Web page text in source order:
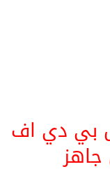
بي دي اف